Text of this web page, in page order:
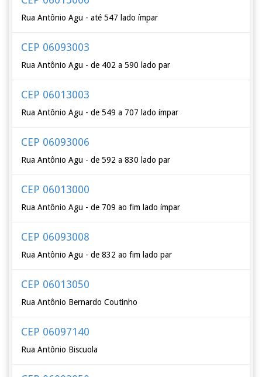
Rua Antônio Agu - até 547 lado ímpar
CEP 06093003
Rua Antônio Agu - de 402 a 590 lado par
CEP 06013003
Rua Antônio Agu - de 549 a 707 lado ímpar
CEP 06093006
Rua Antônio Agu - de 592 a 830 lado par
CEP 06013000
Rua Antônio Agu - de 709 ao fim lado ímpar
CEP 06093008
Rua Antônio Agu - de 832 ao fim lado par
CEP 06013050
Rua Antônio Bernardo Coutinho
CEP 06097140
Rua Antônio Biscuola